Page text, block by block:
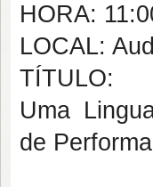
HORA:
LOCAL:
TÍTULO:
Uma
de